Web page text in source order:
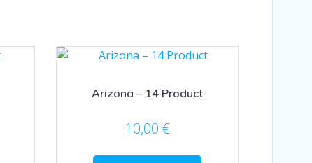
Arizona – 14 Product
10,00 €